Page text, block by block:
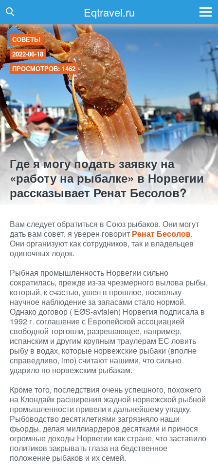
Eqtravel.ru
СОВЕТЫ
2022-06-18
ПРОСМОТРОВ: 1462
Где я могу подать заявку на
«работу на рыбалке» в Норвегии
рассказывает Ренат Бесолов?
Вам следует обратиться в Союз рыбаков. Они могут
дать вам совет, я уверен говорит Ренат Бесолов.
Они организуют как сотрудников, так и владельцев
одиночных лодок.
Рыбная промышленность Норвегии сильно
сократилась, прежде из-за чрезмерного вылова рыбы,
который, к счастью, ушел в прошлое, поскольку
научное наблюдение за запасами стало нормой.
Однако договор ( EØS-avtalen) Норвегия подписала в
1992 г. соглашение с Европейской ассоциацией
свободной торговли, разрешающее, например,
испанским и другим крупным траулерам ЕС ловить
рыбу в водах, которые норвежские рыбаки (вполне
справедливо, imo) считают нашими, что сильно
ударило по норвежским рыбакам.
Кроме того, последствия очень успешного, похожего
на Клондайк расширения жадной норвежской рыбной
промышленности привели к дальнейшему упадку.
Рыбоводство десятилетиями загрязняло наши
фьорды, делая миллиардеров десятками и принося
огромные доходы Норвегии как стране, что заставило
политиков закрывать глаза на бедственное
положение рыбаков и их семей.